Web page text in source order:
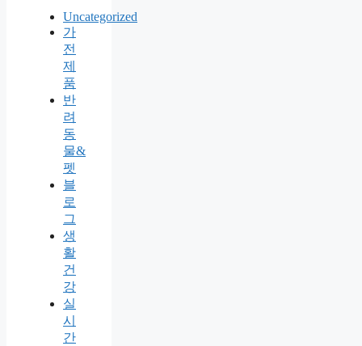
Uncategorized
가
전
제
품
반
려
동
물&
펫
블
로
그
생
활
건
강
실
시
간